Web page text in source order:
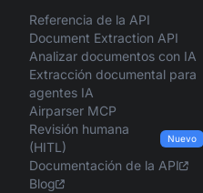
Referencia de la API
Document Extraction API
Analizar documentos con IA
Extracción documental para
agentes IA
Airparser MCP
Revisión humana
(HITL)
Nuevo
Documentación de la API
Blog